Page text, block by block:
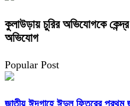
কুলাউড়ায় চুরির অভিযোগকে
অভিযোগ
Popular Post
জাতীয় ঈদগাহে ঈদুল ফিতরের প্রথম